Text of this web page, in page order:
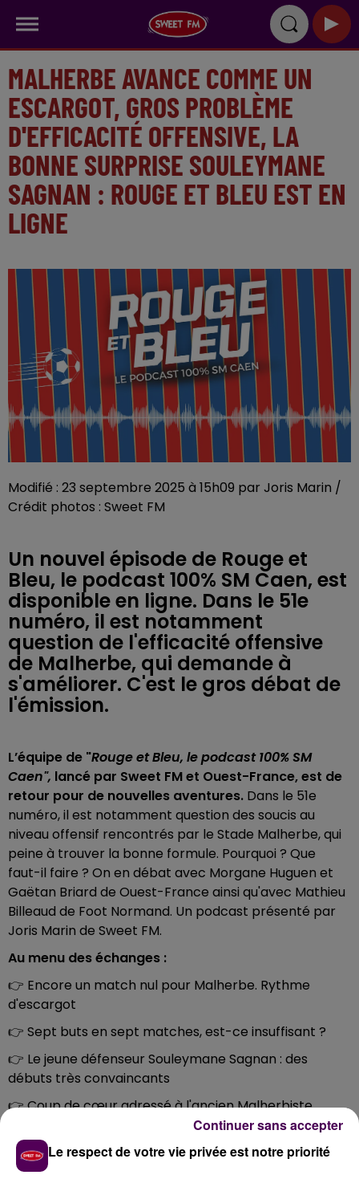
MALHERBE AVANCE COMME UN
ESCARGOT, GROS PROBLÈME
D'EFFICACITÉ OFFENSIVE, LA
BONNE SURPRISE SOULEYMANE
SAGNAN : ROUGE ET BLEU EST EN
LIGNE
Modifié : 23 septembre 2025 à 15h09 par Joris Marin /
Crédit photos : Sweet FM
Un nouvel épisode de Rouge et
Bleu, le podcast 100% SM Caen, est
disponible en ligne. Dans le 51e
numéro, il est notamment
question de l'efficacité offensive
de Malherbe, qui demande à
s'améliorer. C'est le gros débat de
l'émission.
L’équipe de "Rouge et Bleu, le podcast 100% SM
Caen", lancé par Sweet FM et Ouest-France, est de
retour pour de nouvelles aventures. Dans le 51e
numéro, il est notamment question des soucis au
niveau offensif rencontrés par le Stade Malherbe, qui
peine à trouver la bonne formule. Pourquoi ? Que
faut-il faire ? On en débat avec Morgane Huguen et
Gaëtan Briard de Ouest-France ainsi qu'avec Mathieu
Billeaud de Foot Normand. Un podcast présenté par
Joris Marin de Sweet FM.
Au menu des échanges :
👉 Encore un match nul pour Malherbe. Rythme
d'escargot
👉 Sept buts en sept matches, est-ce insuffisant ?
👉 Le jeune défenseur Souleymane Sagnan : des
débuts très convaincants
👉 Coup de cœur adressé à l'ancien Malherbiste
Le respect de votre vie privée est notre priorité
Continuer sans accepter